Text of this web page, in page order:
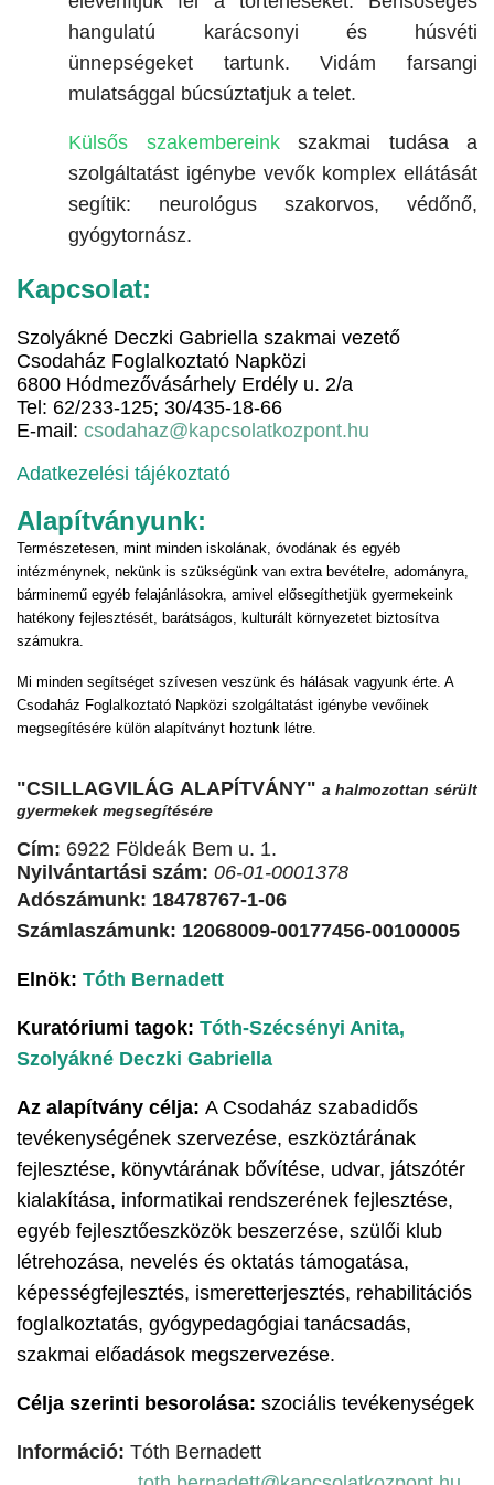
hangulatú karácsonyi és húsvéti
ünnepségeket tartunk. Vidám farsangi
mulatsággal búcsúztatjuk a telet.
Külsős szakembereinkszakmai tudása a
szolgáltatást igénybe vevők komplex ellátását
segítik: neurológus szakorvos, védőnő,
gyógytornász.
Kapcsolat:
Szolyákné Deczki Gabriella szakmai vezető
Csodaház Foglalkoztató Napközi
6800 Hódmezővásárhely Erdély u. 2/a
Tel: 62/233-125; 30/435-18-66
E-mail: csodahaz@kapcsolatkozpont.hu
Adatkezelési tájékoztató
Alapítványunk:
Természetesen, mint minden iskolának, óvodának és egyéb
intézménynek, nekünk is szükségünk van extra bevételre, adományra,
bárminemű egyéb felajánlásokra, amivel elősegíthetjük gyermekeink
hatékony fejlesztését, barátságos, kulturált környezetet biztosítva
számukra.
Mi minden segítséget szívesen veszünk és hálásak vagyunk érte. A
Csodaház Foglalkoztató Napközi szolgáltatást igénybe vevőinek
megsegítésére külön alapítványt hoztunk létre.
"CSILLAGVILÁG ALAPÍTVÁNY" a halmozottan sérült
gyermekek megsegítésére
Cím: 6922 Földeák Bem u. 1.
Nyilvántartási szám: 06-01-0001378
Adószámunk: 18478767-1-06
Számlaszámunk: 12068009-00177456-00100005
Elnök: Tóth Bernadett
Kuratóriumi tagok: Tóth-Szécsényi Anita,
Szolyákné Deczki Gabriella
Az alapítvány célja: A Csodaház szabadidős
tevékenységének szervezése, eszköztárának
fejlesztése, könyvtárának bővítése, udvar, játszótér
kialakítása, informatikai rendszerének fejlesztése,
egyéb fejlesztőeszközök beszerzése, szülői klub
létrehozása, nevelés és oktatás támogatása,
képességfejlesztés, ismeretterjesztés, rehabilitációs
foglalkoztatás, gyógypedagógiai tanácsadás,
szakmai előadások megszervezése.
Célja szerinti besorolása: szociális tevékenységek
Információ: Tóth Bernadett